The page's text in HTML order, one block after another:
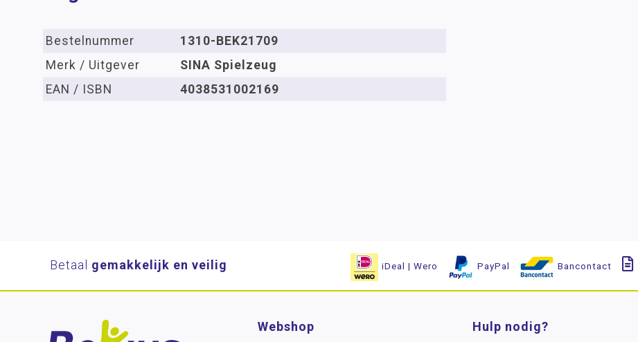
Bestelnummer
1310-BEK21709
Merk / Uitgever
SINA Spielzeug
EAN / ISBN
4038531002169
Betaal gemakkelijk en veilig iDeal | Wero PayPal Bancontact
Webshop Hulp nodig?